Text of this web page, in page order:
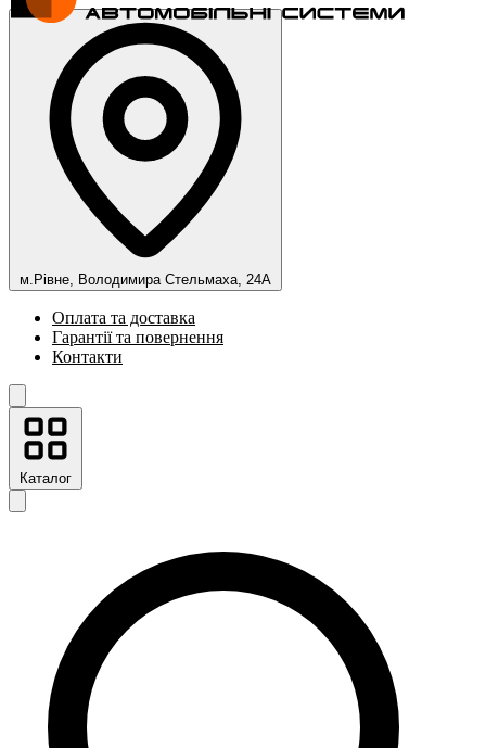
м.Рівне, Володимира Стельмаха, 24А
Оплата та доставка
Гарантії та повернення
Контакти
Каталог